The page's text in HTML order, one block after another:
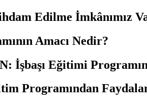
Edilme İmkânımız
Amacı Nedir?
İşbaşı Eğitimi
Programından